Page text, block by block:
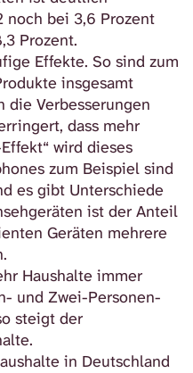
noch bei 3,6 Prozent
Prozent.
Effekte. So sind zum
insgesamt
die Verbesserungen
dass mehr
wird dieses
zum Beispiel sind
es gibt Unterschiede
ist der Anteil
Geräten mehrere
Haushalte immer
und Zwei-Personen-
steigt der
in Deutschland